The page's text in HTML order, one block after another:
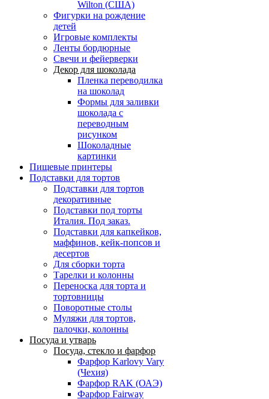
Wilton (США)
Фигурки на рождение
детей
Игровые комплекты
Ленты бордюрные
Свечи и фейерверки
Декор для шоколада
Пленка переводилка
на шоколад
Формы для заливки
шоколада с
переводным
рисунком
Шоколадные
картинки
Пищевые принтеры
Подставки для тортов
Подставки для тортов
декоративные
Подставки под торты
Италия. Под заказ.
Подставки для капкейков,
маффинов, кейк-попсов и
десертов
Для сборки торта
Тарелки и колонны
Переноска для торта и
тортовницы
Поворотные столы
Муляжи для тортов,
палочки, колонны
Посуда и утварь
Посуда, стекло и фарфор
Фарфор Karlovy Vary
(Чехия)
Фарфор RAK (ОАЭ)
Фарфор Fairway